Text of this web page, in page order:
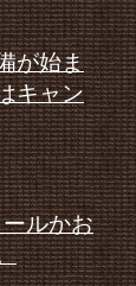
が始ま
キャン
ルかお